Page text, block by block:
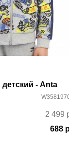
- Anta
2 499
688